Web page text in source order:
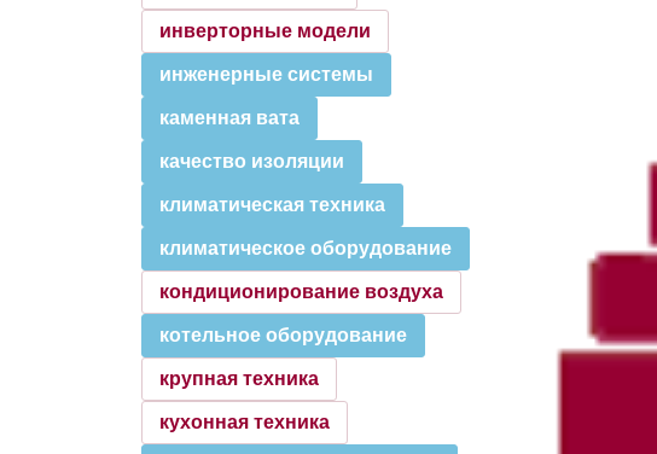
инверторные модели
инженерные системы
каменная вата
качество изоляции
климатическая техника
климатическое оборудование
кондиционирование воздуха
котельное оборудование
крупная техника
кухонная техника